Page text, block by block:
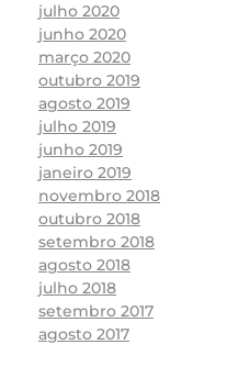
julho 2020
junho 2020
março 2020
outubro 2019
agosto 2019
julho 2019
junho 2019
janeiro 2019
novembro 2018
outubro 2018
setembro 2018
agosto 2018
julho 2018
setembro 2017
agosto 2017